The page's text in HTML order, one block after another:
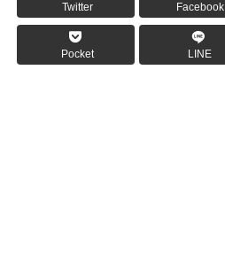
Twitter Facebook
Pocket LINE